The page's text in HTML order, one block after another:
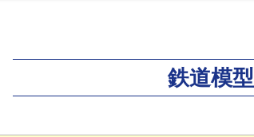
鉄道模型